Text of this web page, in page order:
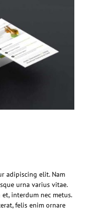
adipiscing elit. Nam
urna varius vitae.
interdum nec metus.
felis enim ornare